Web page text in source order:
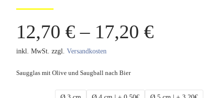
12,70 € – 17,20 €
inkl. MwSt. zzgl. Versandkosten
Saugglas mit Olive und Saugball nach Bier